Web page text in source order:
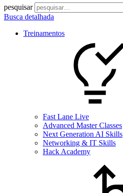
pesquisar
Busca detalhada
Treinamentos
Fast Lane Live
Advanced Master Classes
Next Generation AI Skills
Networking & IT Skills
Hack Academy